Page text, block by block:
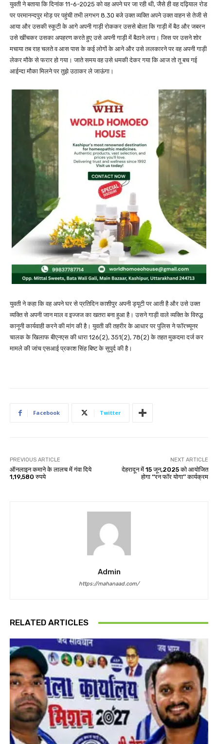
युवती ने बताया कि दिनांक 11-6-2025 को वह अपने घर जा रही थी, जैसे ही वह दढ़ियाल रोड
पर परमानन्दपुर मोड़ पर पहुंची तभी लगभग 8.30 बजे उक्त व्यक्ति अपने उक्त वाहन से तेजी से
आया और उसकी स्कूटी के आगे अपनी गाड़ी रोककर उससे बोला कि गाड़ी में बैठ और जबरन
उसे खींचकर उसका अपहरण करते हुए उसे अपनी गाड़ी में बैठाने लगा। जिस पर उसने शोर
मचाया तब राह चलते व आस पास के कई लोगों के आने और उसे ललकारने पर वह अपनी गाड़ी
लेकर मौके से फरार हो गया। जाते समय वह उसे धमकी देकर गया कि आज तो तू बच गई
आईन्दा मौका मिलने पर तुझे उठाकर ले जाऊंगा।
युवती ने कहा कि वह अपने घर से प्रतिदिन काशीपुर अपनी ड्यूटी पर आती है और उसे उक्त
व्यक्ति से अपनी जान माल व इज्जज का खतरा बना हुआ है। उसने गाड़ी वाले व्यक्ति के विरुद्ध
कानूनी कार्यवाही करने की मांग की है। युवती की तहरीर के आधार पर पुलिस ने फॉरच्यूनर
चालक के खिलाफ बीएनएस की धारा 126(2), 351(2), 78(2) के तहत मुकदमा दर्ज कर
मामले की जांच एसआई प्रकाश सिंह बिष्ट के सुपुर्द की है।
Facebook Twitter
PREVIOUS ARTICLE
ऑनलाइन कमाने के लालच में गंवा दिये
1,19,580 रुपये
NEXT ARTICLE
देहरादून में 15 जून,2025 को आयोजित
होगा ‘‘रन फॉर योगा’’ कार्यक्रम
Admin
https://mahanaad.com/
RELATED ARTICLES